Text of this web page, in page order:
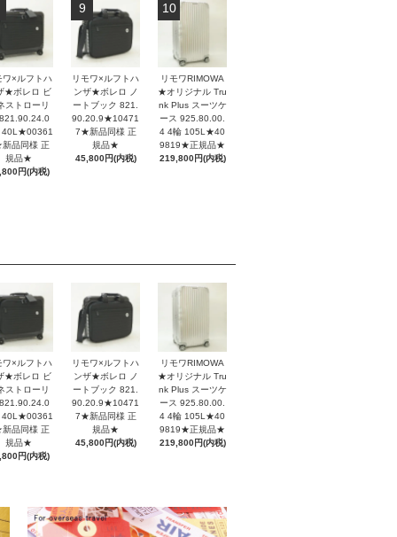
ワ×ルフトハ
★ボレロ ビ
ストローリ
40L★00361
品同様 正
規品★
円(内税)
9
リモワ×ルフトハ
ンザ★ボレロ ノ
ートブック 821.
90.20.9★10471
7★新品同様 正
規品★
45,800円(内税)
10
リモワRIMOWA
★オリジナル Tru
nk Plus スーツケ
ース 925.80.00.
4 4輪 105L★40
9819★正規品★
219,800円(内税)
ワ×ルフトハ
★ボレロ ビ
ストローリ
40L★00361
品同様 正
規品★
円(内税)
リモワ×ルフトハ
ンザ★ボレロ ノ
ートブック 821.
90.20.9★10471
7★新品同様 正
規品★
45,800円(内税)
リモワRIMOWA
★オリジナル Tru
nk Plus スーツケ
ース 925.80.00.
4 4輪 105L★40
9819★正規品★
219,800円(内税)